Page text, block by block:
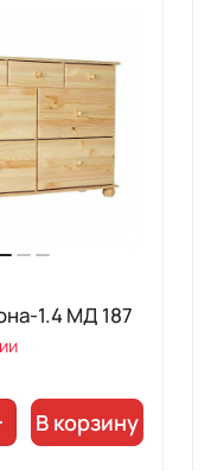
1.4 МД 187
В корзину